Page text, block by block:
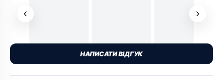
НАПИСАТИ ВІДГУК